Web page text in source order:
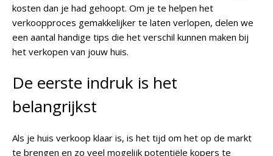
kosten dan je had gehoopt. Om je te helpen het
verkoopproces gemakkelijker te laten verlopen, delen we
een aantal handige tips die het verschil kunnen maken bij
het verkopen van jouw huis.
De eerste indruk is het
belangrijkst
Als je huis verkoop klaar is, is het tijd om het op de markt
te brengen en zo veel mogelijk potentiële kopers te